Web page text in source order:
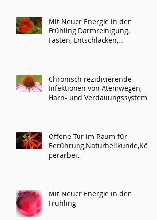
Mit Neuer Energie in den
Frühling Darmreinigung,
Fasten, Entschlacken,
Chronisch rezidivierende
Infektionen von Atemwegen,
Harn- und Verdauungssystem
Offene Tür im Raum für
Berührung,Naturheilkunde,Kör
perarbeit
Mit Neuer Energie in den
Frühling